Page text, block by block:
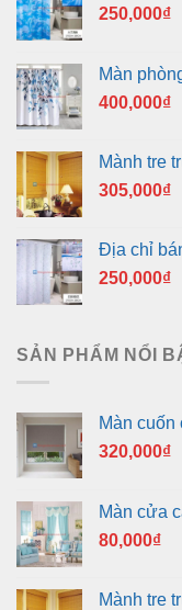
250,000₫
Màn
400,000₫
Mành tre
305,000₫
Địa chỉ
250,000₫
SẢN PHẨM NỔI
Màn cuốn
320,000₫
Màn cửa
80,000₫
Mành tre